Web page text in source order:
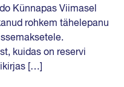
Künnapas Viimasel
rohkem tähelepanu
kuidas on reservi
[…]